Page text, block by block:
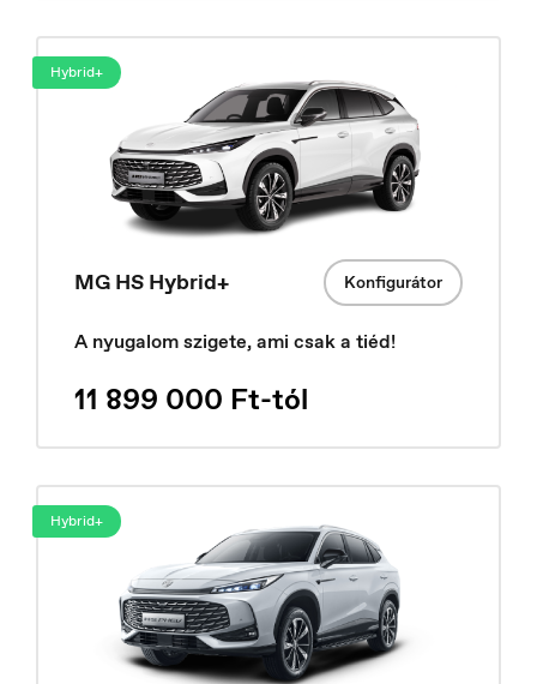
Europe
English
France
Français
Hybrid+
MG HS Hybrid+ Konfigurátor
A nyugalom szigete, ami csak a tiéd!
11 899 000 Ft-tól
Hybrid+